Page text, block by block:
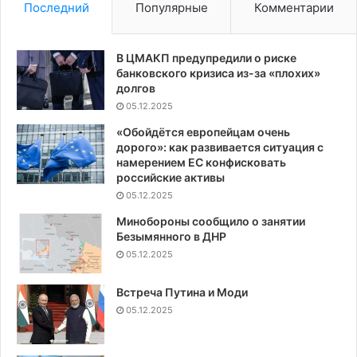
Последний Популярные Комментарии
В ЦМАКП предупредили о риске
банковского кризиса из-за «плохих»
долгов
05.12.2025
«Обойдётся европейцам очень
дорого»: как развивается ситуация с
намерением ЕС конфисковать
российские активы
05.12.2025
Минобороны сообщило о занятии
Безымянного в ДНР
05.12.2025
Встреча Путина и Моди
05.12.2025